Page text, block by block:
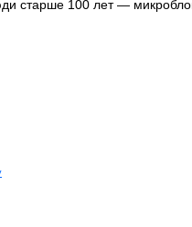
старше 100 лет —